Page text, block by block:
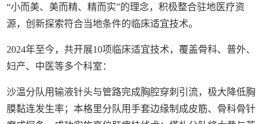
“小而美、美而精、精而实”的理念，积极整合驻地医疗资
源，创新探索符合当地条件的临床适宜技术。
2024年至今，共开展10项临床适宜技术，覆盖骨科、普外、
妇产、中医等多个科室：
沙温分队用输液针头与管路完成胸腔穿刺引流，极大降低胸
膜黏连发生率；本格里分队用手套边缘制成皮筋、骨科骨针